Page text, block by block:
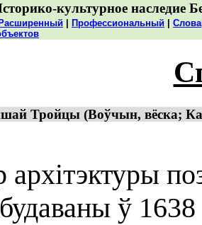
культурное наследие
Расширенный Профессиональный
Тройцы (Воўчын, вёска;
ў